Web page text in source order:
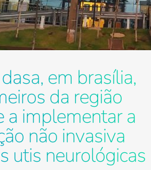
em brasília,
da região
a implementar a
não invasiva
utis neurológicas